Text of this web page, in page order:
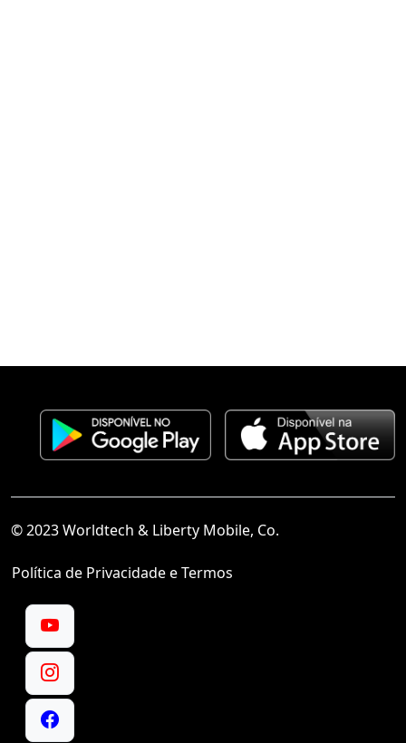
© 2023 Worldtech & Liberty Mobile, Co.
Política de Privacidade e Termos